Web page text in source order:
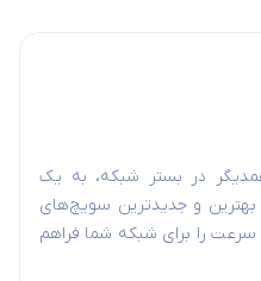
در بستر شبکه، به یک
بهترین و جدیدترین سویچ‌های
را برای شبکه شما فراهم